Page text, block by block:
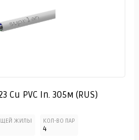
Cu PVC In. 305м (RUS)
ЖИЛЫ КОЛ-ВО ПАР
4